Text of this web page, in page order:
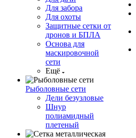
Для забора
Для охоты
Защитные сетки от
дронов и БПЛА
Основа для
маскировочной
сети
Ещё
Рыболовные сети
Дели безузловые
Шнур
полиамидный
плетеный